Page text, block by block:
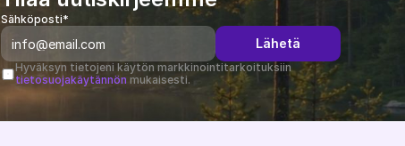
Sähköposti*
Lähetä
Hyväksyn tietojeni käytön markkinointitarkoituksiin
tietosuojakäytännön mukaisesti.